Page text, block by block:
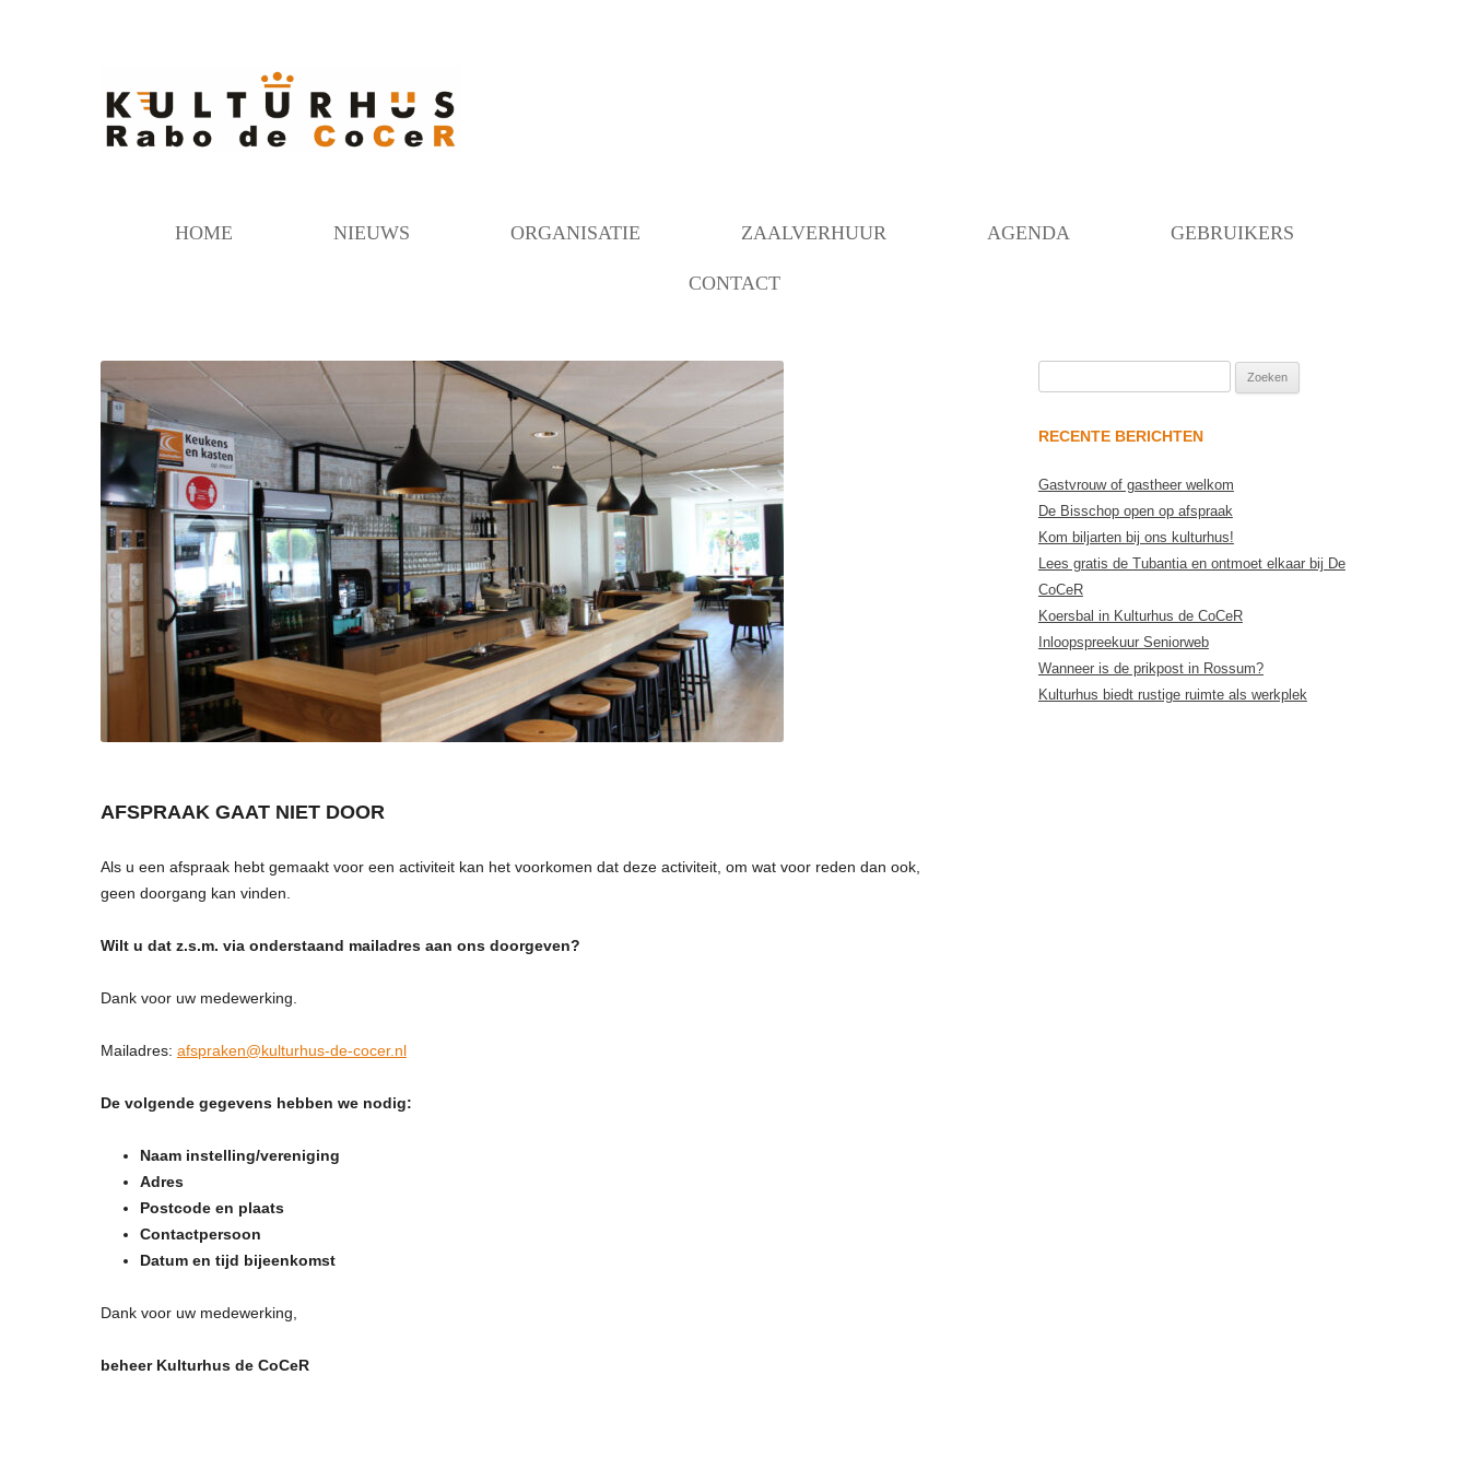
HOME NIEUWS ORGANISATIE
VERBOUWING MOGELIJK
BEHEER
COMMUNICATIE/PROGRAMMERING
DECORATIEGROEP
VAKANTIES
FAQ’S
TERRAS BIJ DE COCER
ZAALVERHUUR
BEZETTING RUIMTEN
AGENDA GEBRUIKERS
CONTACT
AFSPRAAK GAAT NIET DOOR
Als u een afspraak hebt gemaakt voor een activiteit kan het voorkomen dat deze activiteit, om wat voor reden dan ook,
geen doorgang kan vinden.
Wilt u dat z.s.m. via onderstaand mailadres aan ons doorgeven?
Dank voor uw medewerking.
Mailadres: afspraken@kulturhus-de-cocer.nl
De volgende gegevens hebben we nodig:
Naam instelling/vereniging
Adres
Postcode en plaats
Contactpersoon
Datum en tijd bijeenkomst
Dank voor uw medewerking,
beheer Kulturhus de CoCeR
RECENTE BERICHTEN
Gastvrouw of gastheer welkom
De Bisschop open op afspraak
Kom biljarten bij ons kulturhus!
Lees gratis de Tubantia en ontmoet elkaar bij De
CoCeR
Koersbal in Kulturhus de CoCeR
Inloopspreekuur Seniorweb
Wanneer is de prikpost in Rossum?
Kulturhus biedt rustige ruimte als werkplek